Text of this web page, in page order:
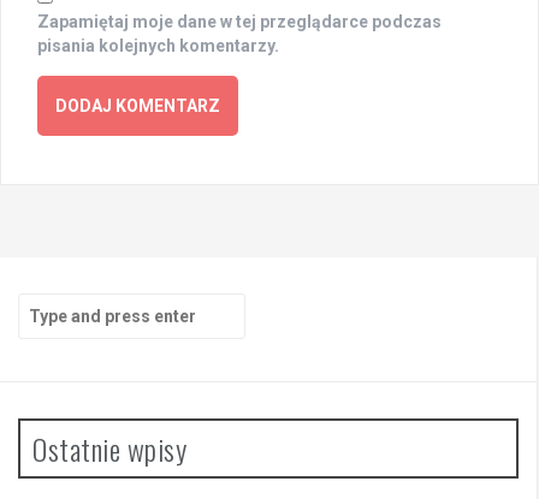
Zapamiętaj moje dane w tej przeglądarce podczas
pisania kolejnych komentarzy.
for:
Ostatnie wpisy